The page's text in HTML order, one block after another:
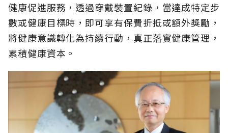
健康促進服務，透過穿戴裝置紀錄，當達成特定步
數或健康目標時，即可享有保費折抵或額外獎勵，
將健康意識轉化為持續行動，真正落實健康管理，
累積健康資本。